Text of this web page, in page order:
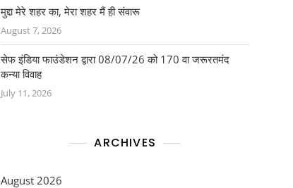
मुद्दा मेरे शहर का, मेरा शहर मैं ही संवारू
August 7, 2026
सेफ इंडिया फाउंडेशन द्वारा 08/07/26 को 170 वा जरूरतमंद
कन्या विवाह
July 11, 2026
ARCHIVES
August 2026